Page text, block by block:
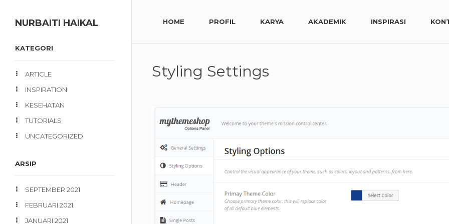
NURBAITI HAIKAL HOME PROFIL KARYA AKADEMIK INSPIRASI
KATEGORI
ARTICLE
INSPIRATION
KESEHATAN
TUTORIALS
UNCATEGORIZED
ARSIP
SEPTEMBER 2021
FEBRUARI 2021
JANUARI 2021
Styling Settings